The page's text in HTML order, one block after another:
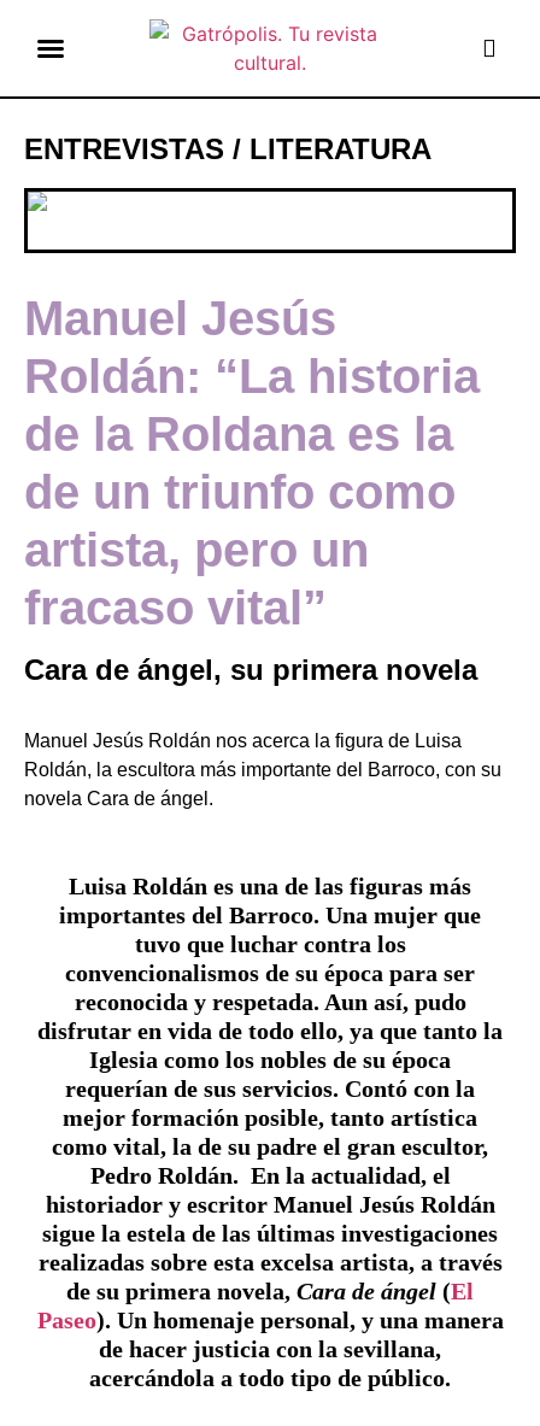
ENTREVISTAS / LITERATURA
Manuel Jesús
Roldán: “La historia
de la Roldana es la
de un triunfo como
artista, pero un
fracaso vital”
Cara de ángel, su primera novela
Manuel Jesús Roldán nos acerca la figura de Luisa
Roldán, la escultora más importante del Barroco, con su
novela Cara de ángel.
Luisa Roldán es una de las figuras más
importantes del Barroco. Una mujer que
tuvo que luchar contra los
convencionalismos de su época para ser
reconocida y respetada. Aun así, pudo
disfrutar en vida de todo ello, ya que tanto la
Iglesia como los nobles de su época
requerían de sus servicios. Contó con la
mejor formación posible, tanto artística
como vital, la de su padre el gran escultor,
Pedro Roldán. En la actualidad, el
historiador y escritor Manuel Jesús Roldán
sigue la estela de las últimas investigaciones
realizadas sobre esta excelsa artista, a través
de su primera novela, Cara de ángel (El
Paseo). Un homenaje personal, y una manera
de hacer justicia con la sevillana,
acercándola a todo tipo de público.